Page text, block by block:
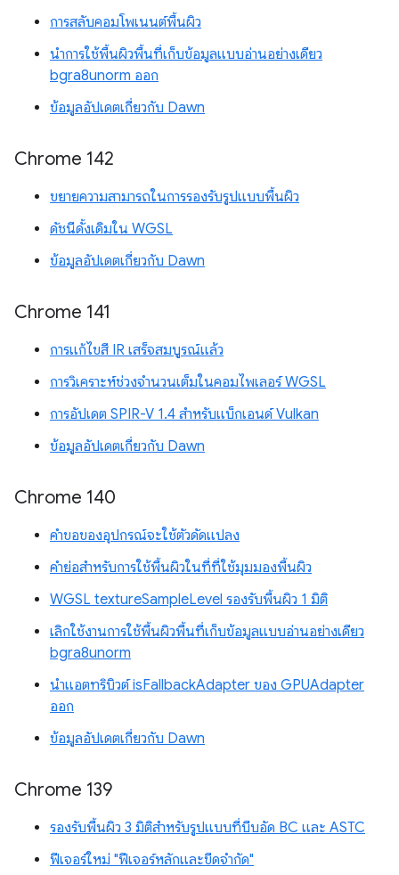
การสลับคอมโพเนนต์พื้นผิว
นำการใช้พื้นผิวพื้นที่เก็บข้อมูลแบบอ่านอย่างเดียว
bgra8unorm ออก
ข้อมูลอัปเดตเกี่ยวกับ Dawn
Chrome 142
ขยายความสามารถในการรองรับรูปแบบพื้นผิว
ดัชนีดั้งเดิมใน WGSL
ข้อมูลอัปเดตเกี่ยวกับ Dawn
Chrome 141
การแก้ไขสี IR เสร็จสมบูรณ์แล้ว
การวิเคราะห์ช่วงจำนวนเต็มในคอมไพเลอร์ WGSL
การอัปเดต SPIR-V 1.4 สำหรับแบ็กเอนด์ Vulkan
ข้อมูลอัปเดตเกี่ยวกับ Dawn
Chrome 140
คำขอของอุปกรณ์จะใช้ตัวดัดแปลง
คำย่อสำหรับการใช้พื้นผิวในที่ที่ใช้มุมมองพื้นผิว
WGSL textureSampleLevel รองรับพื้นผิว 1 มิติ
เลิกใช้งานการใช้พื้นผิวพื้นที่เก็บข้อมูลแบบอ่านอย่างเดียว
bgra8unorm
นำแอตทริบิวต์ isFallbackAdapter ของ GPUAdapter
ออก
ข้อมูลอัปเดตเกี่ยวกับ Dawn
Chrome 139
รองรับพื้นผิว 3 มิติสำหรับรูปแบบที่บีบอัด BC และ ASTC
ฟีเจอร์ใหม่ "ฟีเจอร์หลักและขีดจำกัด"